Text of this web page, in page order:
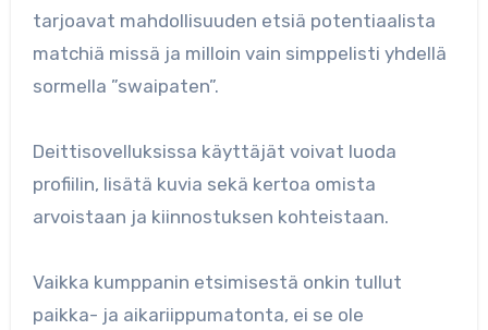
tarjoavat mahdollisuuden etsiä potentiaalista
matchiä missä ja milloin vain simppelisti yhdellä
sormella ”swaipaten”.
Deittisovelluksissa käyttäjät voivat luoda
profiilin, lisätä kuvia sekä kertoa omista
arvoistaan ja kiinnostuksen kohteistaan.
Vaikka kumppanin etsimisestä onkin tullut
paikka- ja aikariippumatonta, ei se ole